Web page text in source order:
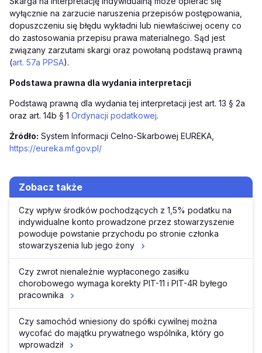
wyłącznie na zarzucie naruszenia przepisów postępowania,
dopuszczeniu się błędu wykładni lub niewłaściwej oceny co
do zastosowania przepisu prawa materialnego. Sąd jest
związany zarzutami skargi oraz powołaną podstawą prawną
(art. 57a PPSA).
Podstawa prawna dla wydania interpretacji
Podstawą prawną dla wydania tej interpretacji jest art. 13 § 2a
oraz art. 14b § 1 Ordynacji podatkowej.
Źródło: System Informacji Celno-Skarbowej EUREKA,
https://eureka.mf.gov.pl/
Zobacz także
Czy wpływ środków pochodzących z 1,5% podatku na
indywidualne konto prowadzone przez stowarzyszenie
powoduje powstanie przychodu po stronie członka
stowarzyszenia lub jego żony
Czy zwrot nienależnie wypłaconego zasiłku
chorobowego wymaga korekty PIT-11 i PIT-4R byłego
pracownika
Czy samochód wniesiony do spółki cywilnej można
wycofać do majątku prywatnego wspólnika, który go
wprowadził